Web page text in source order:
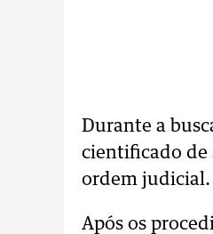
Durante a
cientificado de
ordem judicial.
Após os